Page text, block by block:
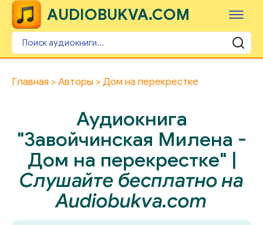
AUDIOBUKVA.COM
Главная Авторы Дом на перекрестке
Аудиокнига
"Завойчинская Милена -
Дом на перекрестке" |
Слушайте бесплатно на
Audiobukva.com